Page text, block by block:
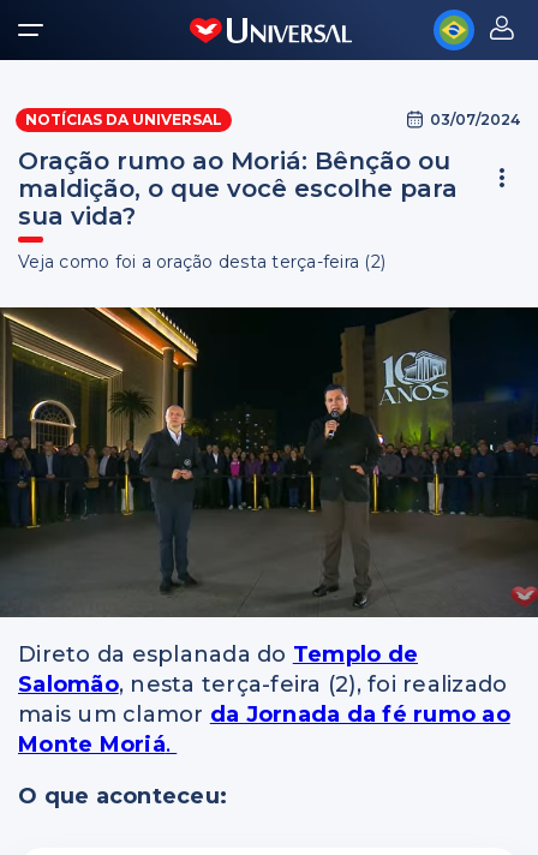
NOTÍCIAS DA UNIVERSAL 03/07/2024
Oração rumo ao Moriá: Bênção ou
maldição, o que você escolhe para
sua vida?
Veja como foi a oração desta terça-feira (2)
Direto da esplanada do Templo de
Salomão, nesta terça-feira (2), foi realizado
mais um clamor da Jornada da fé rumo ao
Monte Moriá.
O que aconteceu: